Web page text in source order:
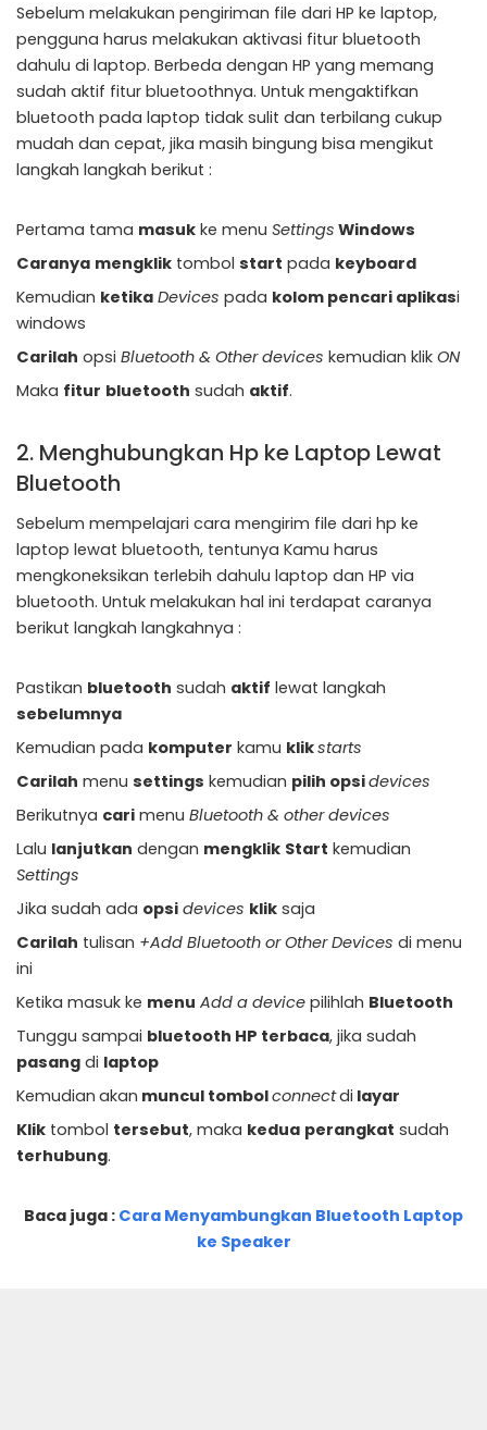
Sebelum melakukan pengiriman file dari HP ke laptop,
pengguna harus melakukan aktivasi fitur bluetooth
dahulu di laptop. Berbeda dengan HP yang memang
sudah aktif fitur bluetoothnya. Untuk mengaktifkan
bluetooth pada laptop tidak sulit dan terbilang cukup
mudah dan cepat, jika masih bingung bisa mengikut
langkah langkah berikut :
Pertama tama masuk ke menu Settings Windows
Caranya mengklik tombol start pada keyboard
Kemudian ketika Devices pada kolom pencari aplikasi
windows
Carilah opsi Bluetooth & Other devices kemudian klik ON
Maka fitur bluetooth sudah aktif.
2. Menghubungkan Hp ke Laptop Lewat
Bluetooth
Sebelum mempelajari cara mengirim file dari hp ke
laptop lewat bluetooth, tentunya Kamu harus
mengkoneksikan terlebih dahulu laptop dan HP via
bluetooth. Untuk melakukan hal ini terdapat caranya
berikut langkah langkahnya :
Pastikan bluetooth sudah aktif lewat langkah
sebelumnya
Kemudian pada komputer kamu klikstarts
Carilah menu settings kemudian pilih opsidevices
Berikutnya cari menu Bluetooth & other devices
Lalu lanjutkan dengan mengklik Start kemudian
Settings
Jika sudah ada opsi devices klik saja
Carilah tulisan +Add Bluetooth or Other Devices di menu
ini
Ketika masuk ke menu Add a device pilihlah Bluetooth
Tunggu sampai bluetooth HP terbaca, jika sudah
pasang di laptop
Kemudian akan muncul tombolconnectdi layar
Klik tombol tersebut, maka kedua perangkat sudah
terhubung.
Baca juga : Cara Menyambungkan Bluetooth Laptop
ke Speaker